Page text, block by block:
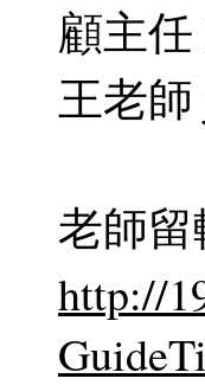
顧主任
王老師
老師
http://